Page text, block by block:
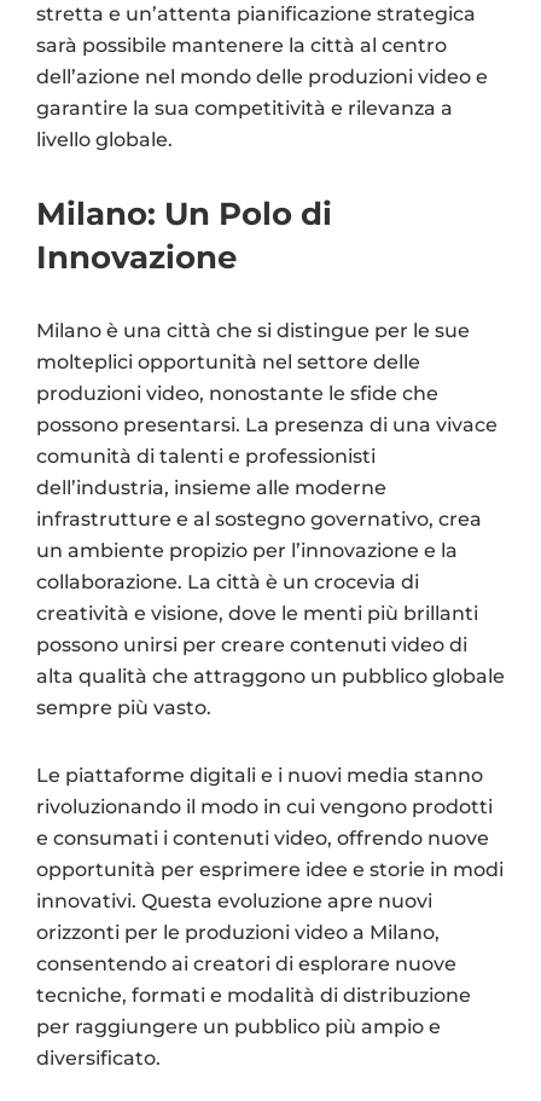
stretta e un’attenta pianificazione strategica
sarà possibile mantenere la città al centro
dell’azione nel mondo delle produzioni video e
garantire la sua competitività e rilevanza a
livello globale.
Milano: Un Polo di
Innovazione
Milano è una città che si distingue per le sue
molteplici opportunità nel settore delle
produzioni video, nonostante le sfide che
possono presentarsi. La presenza di una vivace
comunità di talenti e professionisti
dell’industria, insieme alle moderne
infrastrutture e al sostegno governativo, crea
un ambiente propizio per l’innovazione e la
collaborazione. La città è un crocevia di
creatività e visione, dove le menti più brillanti
possono unirsi per creare contenuti video di
alta qualità che attraggono un pubblico globale
sempre più vasto.
Le piattaforme digitali e i nuovi media stanno
rivoluzionando il modo in cui vengono prodotti
e consumati i contenuti video, offrendo nuove
opportunità per esprimere idee e storie in modi
innovativi. Questa evoluzione apre nuovi
orizzonti per le produzioni video a Milano,
consentendo ai creatori di esplorare nuove
tecniche, formati e modalità di distribuzione
per raggiungere un pubblico più ampio e
diversificato.